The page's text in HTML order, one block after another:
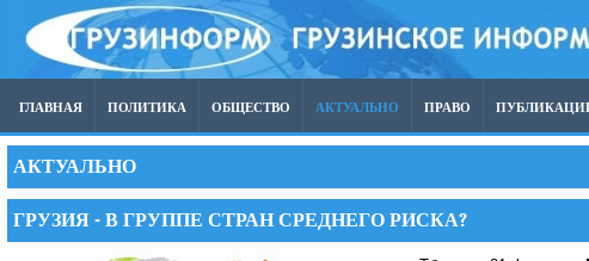
ГЛАВНАЯ ПОЛИТИКА ОБЩЕСТВО АКТУАЛЬНО ПРАВО
АКТУАЛЬНО
ГРУЗИЯ - В ГРУППЕ СТРАН СРЕДНЕГО РИСКА?